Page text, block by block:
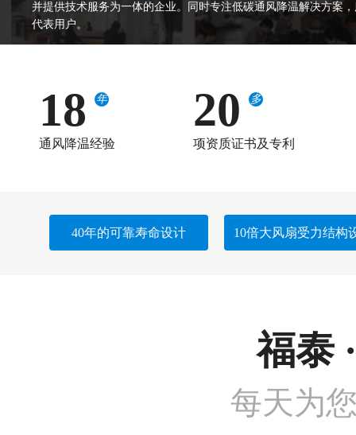
并提供技术服务为一体的企业。同时专注低碳通风降温解决方案
代表用户。
18 年
通风降温经验
20 多
项资质证书及专利
40年的可靠寿命设计 10倍大风扇受力结构
福泰
每天为